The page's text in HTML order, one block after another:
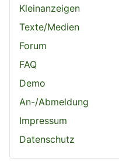
Kleinanzeigen
Texte/Medien
Forum
FAQ
Demo
An-/Abmeldung
Impressum
Datenschutz